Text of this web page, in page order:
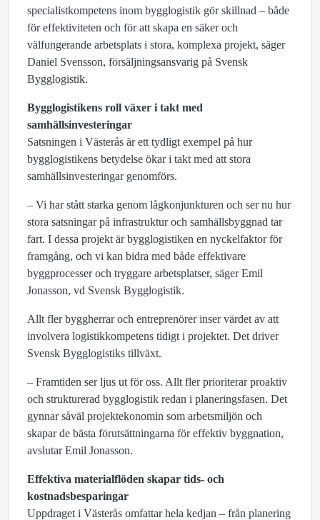
specialistkompetens inom bygglogistik gör skillnad – både
för effektiviteten och för att skapa en säker och
välfungerande arbetsplats i stora, komplexa projekt, säger
Daniel Svensson, försäljningsansvarig på Svensk
Bygglogistik.
Bygglogistikens roll växer i takt med
samhällsinvesteringar
Satsningen i Västerås är ett tydligt exempel på hur
bygglogistikens betydelse ökar i takt med att stora
samhällsinvesteringar genomförs.
– Vi har stått starka genom lågkonjunkturen och ser nu hur
stora satsningar på infrastruktur och samhällsbyggnad tar
fart. I dessa projekt är bygglogistiken en nyckelfaktor för
framgång, och vi kan bidra med både effektivare
byggprocesser och tryggare arbetsplatser, säger Emil
Jonasson, vd Svensk Bygglogistik.
Allt fler byggherrar och entreprenörer inser värdet av att
involvera logistikkompetens tidigt i projektet. Det driver
Svensk Bygglogistiks tillväxt.
– Framtiden ser ljus ut för oss. Allt fler prioriterar proaktiv
och strukturerad bygglogistik redan i planeringsfasen. Det
gynnar såväl projektekonomin som arbetsmiljön och
skapar de bästa förutsättningarna för effektiv byggnation,
avslutar Emil Jonasson.
Effektiva materialflöden skapar tids- och
kostnadsbesparingar
Uppdraget i Västerås omfattar hela kedjan – från planering